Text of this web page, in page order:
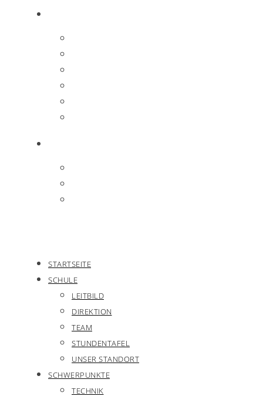
STARTSEITE
SCHULE
LEITBILD
DIREKTION
TEAM
STUNDENTAFEL
UNSER STANDORT
SCHWERPUNKTE
TECHNIK